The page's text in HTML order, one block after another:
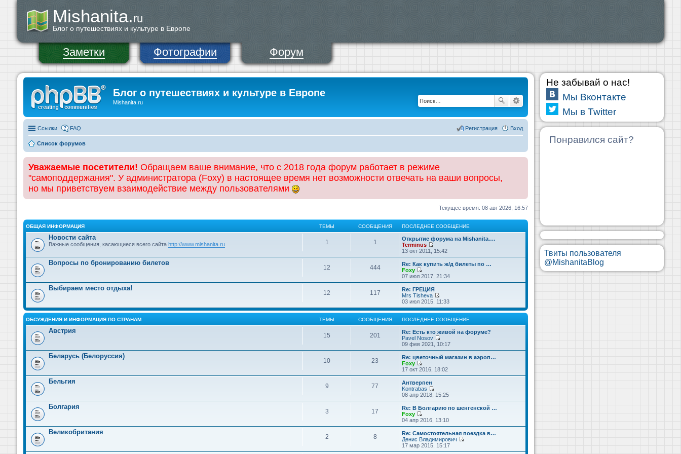
Mishanita.ru
Блог о путешествиях и культуре в Европе
Заметки Фотографии Форум
Блог о путешествиях и культуре в Европе
Mishanita.ru
Ссылки FAQ Вход
Регистрация
Список форумов
Уважаемые посетители! Обращаем ваше внимание, что с 2018 года форум работает в режиме
"самоподдержания". У администратора (Foxy) в настоящее время нет возможности отвечать на ваши вопросы,
но мы приветствуем взаимодействие между пользователями
Текущее время: 08 авг 2026, 16:57
ОБЩАЯ ИНФОРМАЦИЯ ТЕМЫ СООБЩЕНИЯ ПОСЛЕДНЕЕ СООБЩЕНИЕ
Новости сайта
Важные сообщения, касающиеся всего сайта http://www.mishanita.ru 1 1
Открытие форума на Mishanita.…
Terminus
П
е
р
е
й
т
и
к
п
о
с
л
е
н
е
м
у
с
о
б
н
и
ю
13 окт 2011, 15:42
Вопросы по бронированию билетов
12 444
Re: Как купить ж/д билеты по …
Foxy
П
е
р
е
й
т
и
к
п
о
с
л
е
н
е
м
у
с
о
о
б
щ
н
и
ю
07 июл 2017, 21:34
Выбираем место отдыха!
12 117
Re: ГРЕЦИЯ
Mrs Tisheva
П
е
р
е
й
т
к
п
о
с
л
е
е
м
с
о
б
щ
е
н
и
03 июл 2015, 11:33
ОБСУЖДЕНИЯ И ИНФОРМАЦИЯ ПО СТРАНАМ ТЕМЫ СООБЩЕНИЯ ПОСЛЕДНЕЕ СООБЩЕНИЕ
Австрия
15 201
Re: Есть кто живой на форуме?
Pavel Nosov
П
е
р
е
й
т
п
о
л
д
н
е
м
у
с
09 фев 2021, 10:17
Беларусь (Белоруссия)
10 23
Re: цветочный магазин в аэроп…
Foxy
П
е
р
е
й
т
к
п
о
л
е
д
17 окт 2016, 18:02
Бельгия
9 77
Антверпен
Kontrabas
П
е
р
е
й
т
к
п
о
08 апр 2018, 15:25
Болгария
3 17
Re: В Болгарию по шенгенской …
Foxy
П
е
р
е
й
т
04 апр 2016, 13:10
Великобритания
2 8
Re: Самостоятельная поездка в…
Денис Владимирович
е
17 мар 2015, 15:17
Не забывай о нас!
Мы Вконтакте
Мы в Twitter
Понравился сайт?
Твиты пользователя
@MishanitaBlog